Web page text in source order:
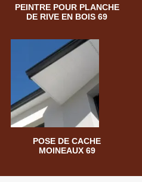
PEINTRE POUR PLANCHE
DE RIVE EN BOIS 69
POSE DE CACHE
MOINEAUX 69